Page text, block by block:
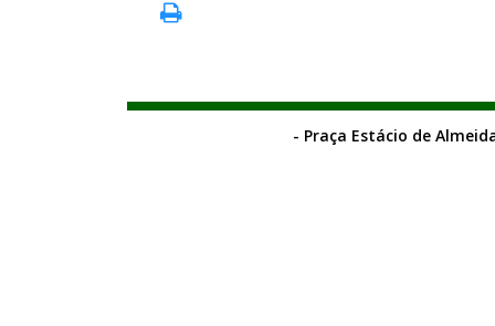
- Praça Estácio de